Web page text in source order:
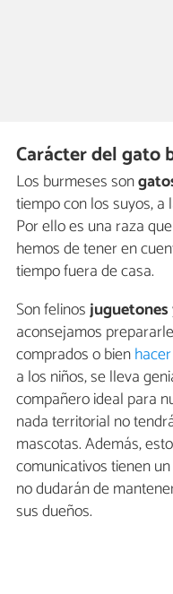
Carácter del gato
Los burmeses son
tiempo con los suyos,
Por ello es una raza
hemos de tener en
tiempo fuera de casa.
Son felinos
aconsejamos
comprados o bien
a los niños, se lleva
compañero ideal para
nada territorial no
mascotas. Además,
comunicativos tienen un
no dudarán de
sus dueños.